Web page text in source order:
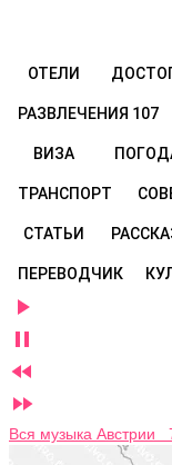
ОТЕЛИ
РАЗВЛЕЧЕНИЯ 107
ВИЗА
ТРАНСПОРТ
СТАТЬИ
ПЕРЕВОДЧИК




Вся музыка Австрии